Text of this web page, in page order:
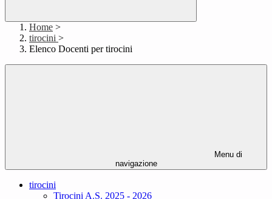
Home >
tirocini >
Elenco Docenti per tirocini
Menu di
navigazione
tirocini
Tirocini A.S. 2025 - 2026